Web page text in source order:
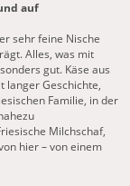
auf
sehr feine Nische
Alles, was mit
gut. Käse aus
langer Geschichte,
Familie, in der
Milchschaf,
hier – von einem